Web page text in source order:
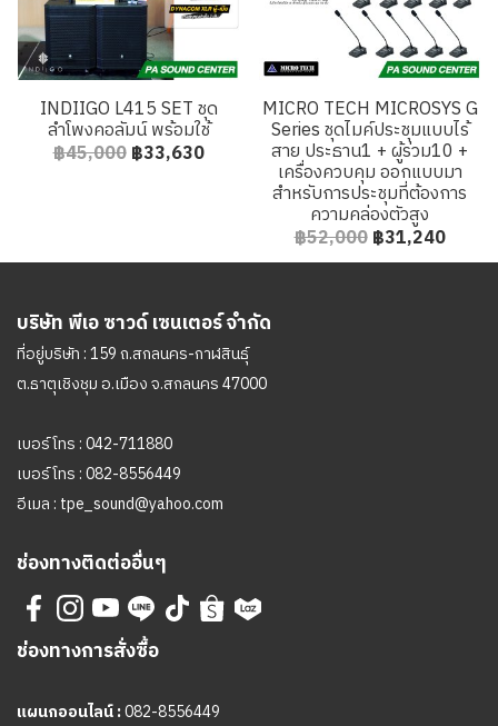
INDIIGO L415 SET ชุด
ลำโพงคอลัมน์ พร้อมใช้
฿45,000 ฿33,630
MICRO TECH MICROSYS G
Series ชุดไมค์ประชุมแบบไร้
สาย ประธาน1 + ผู้ร่วม10 +
เครื่องควบคุม ออกแบบมา
สำหรับการประชุมที่ต้องการ
ความคล่องตัวสูง
฿52,000 ฿31,240
บริษัท พีเอ ซาวด์ เซนเตอร์ จำกัด
ที่อยู่บริษัท : 159 ถ.สกลนคร-กาฬสินธุ์
ต.ธาตุเชิงชุม อ.เมือง จ.สกลนคร 47000
เบอร์โทร :042-711880
เบอร์โทร :082-8556449
อีเมล : tpe_sound@yahoo.com
ช่องทางติดต่ออื่นๆ
ช่องทางการสั่งซื้อ
แผนกออนไลน์ :082-8556449